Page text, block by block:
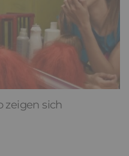
zeigen sich